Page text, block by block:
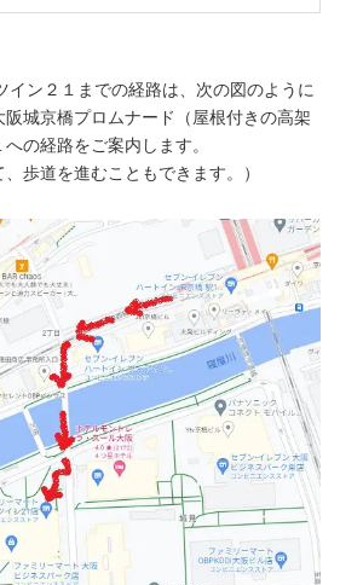
イン２１までの経路は、次の図のように
城京橋プロムナード（屋根付きの高架
の経路をご案内します。
、歩道を進むこともできます。）